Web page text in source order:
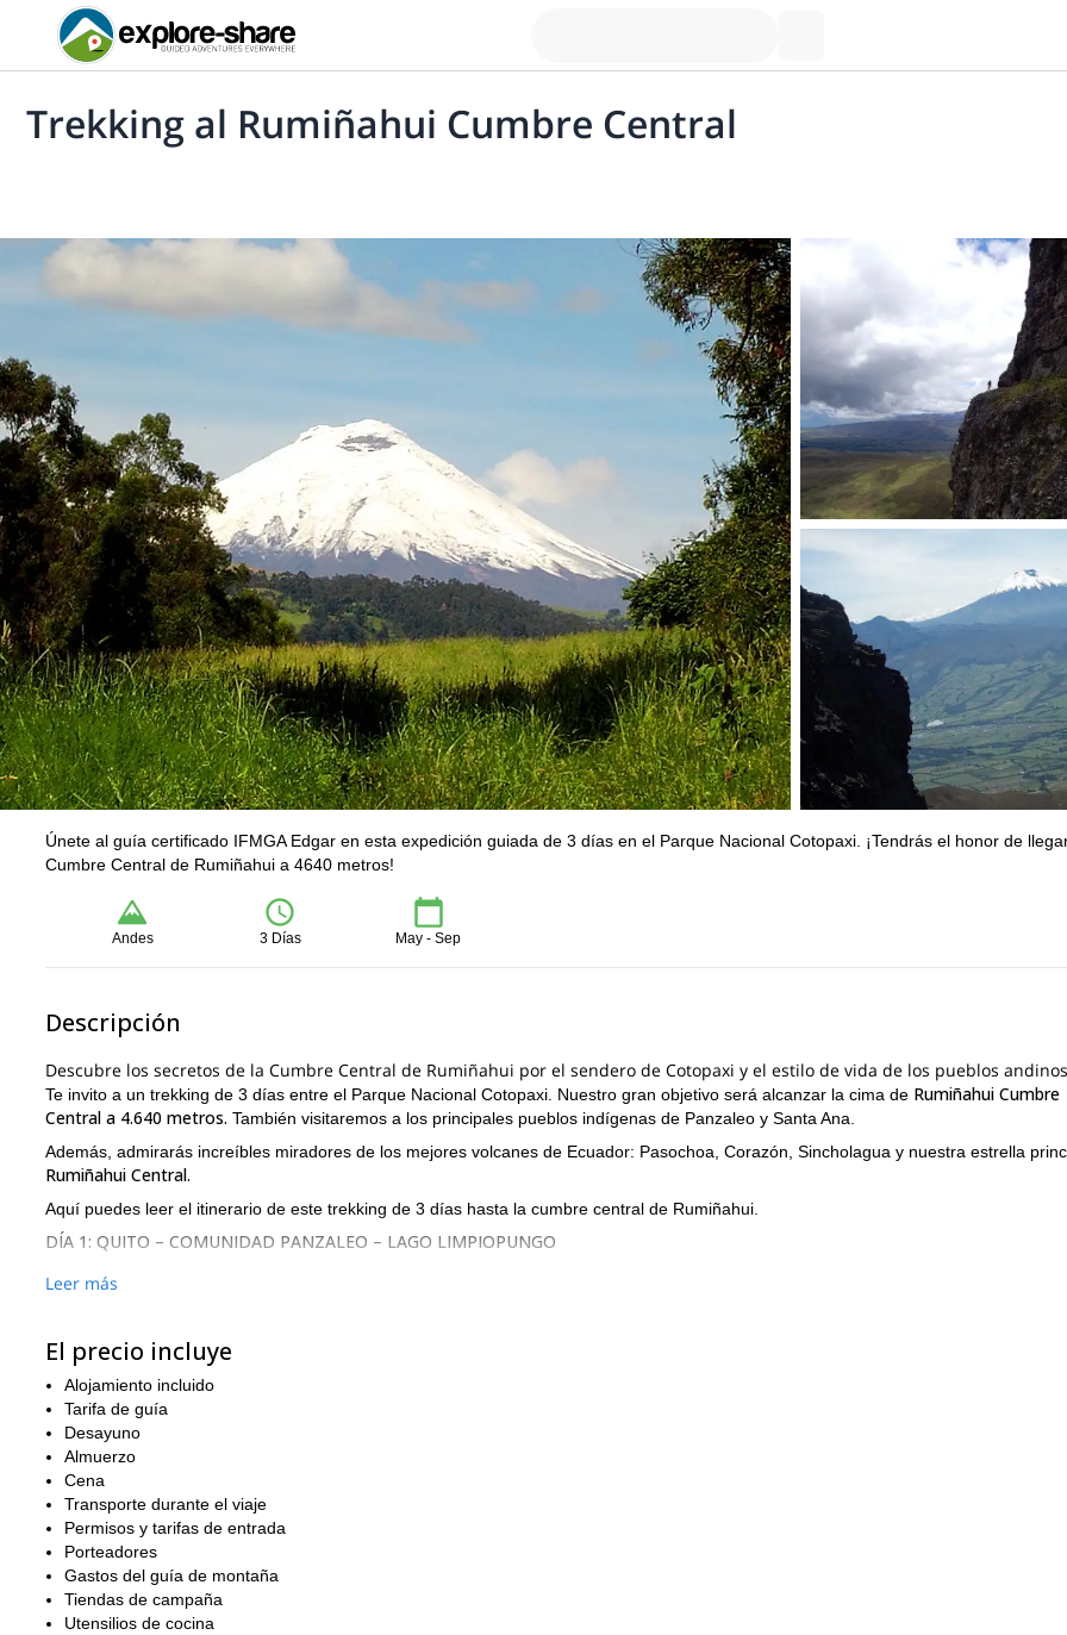
Trekking al Rumiñahui Cumbre Central
Únete al guía certificado IFMGA Edgar en esta expedición guiada de 3 días en el Parque Nacional Cotopaxi. ¡Tendrás el honor de
Cumbre Central de Rumiñahui a 4640 metros!
Andes 3 Días May - Sep
Descripción
Descubre los secretos de la Cumbre Central de Rumiñahui por el sendero de Cotopaxi y el estilo de vida de los pueblos
Te invito a un trekking de 3 días entre el Parque Nacional Cotopaxi. Nuestro gran objetivo será alcanzar la cima de Rumiñahui Cumbre
Central a 4.640 metros. También visitaremos a los principales pueblos indígenas de Panzaleo y Santa Ana.
Además, admirarás increíbles miradores de los mejores volcanes de Ecuador: Pasochoa, Corazón, Sincholagua y nuestra estrella
Rumiñahui Central.
Aquí puedes leer el itinerario de este trekking de 3 días hasta la cumbre central de Rumiñahui.
DÍA 1: QUITO – COMUNIDAD PANZALEO – LAGO LIMPIOPUNGO
Comenzaremos el trekking hacia el lago Limpiopungo (3.830 metros de altura). En el camino pasaremos por el lugar donde vive la
Dejaremos el campamento temprano en la mañana y comenzaremos la caminata hasta 4.640 metros hasta la cima del pico central de
Rumiñahui. Desde ahí, no podrás creer tal increíble mirador de todo el Parque Nacional Cotopaxi.
Después de eso, descenderemos al campamento base de Rumiñahui a 4000 metros.
DÍA 3: REGRESO POR LA COMUNIDAD SANTA ANA
Iniciaremos nuestro regreso por la cara norte de Rumiñahui y continuaremos la caminata hasta el pueblo de Santa Ana, donde
conoceremos a su agradable gente local. Desde ahí, seremos llevados de nuevo a Quito. Fin de nuestros servicios.
Será una experiencia realmente emocionante alrededor de los mejores paisajes del sendero de Cotopaxi. Únete a mí en esta
que no puedes perderte.
Estaré esperando tu mensaje para planificar tu próxima excursión guiada a la Cumbre Central de Rumiñahui.
Leer más
El precio incluye
Alojamiento incluido
Tarifa de guía
Desayuno
Almuerzo
Cena
Transporte durante el viaje
Permisos y tarifas de entrada
Porteadores
Gastos del guía de montaña
Tiendas de campaña
Utensilios de cocina